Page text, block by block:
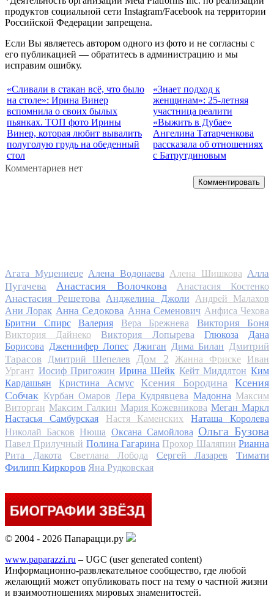
продуктов социальной сети Instagram/Facebook на территории
Российской Федерации запрещена.
Если Вы являетесь автором одного из фото и не согласны с
его публикацией — обратитесь в администрацию и мы
исправим ошибку.
«Сливали в стакан всё, что было
на столе»: Ирина Винер
вспомнила о своих былых
пьянках. ТОП фото Ирины
Винер, которая любит вывалить
полуголую грудь на обеденный
стол
«Знает подход к
женщинам»: 25-летняя
участница реалити
«Выжить в Дубае»
Ангелина Татарченкова
рассказала об отношениях
с Батрутдиновым
Комментариев нет
Комментировать
Агата Муцениеце Алена Водонаева Алена Шишкова Алла
Пугачева
Анастасия Волочкова Анастасия Костенко
Анастасия Решетова Анджелина Джоли
Андрей Малахов
Ани Лорак Анна Седокова Анна Семенович Анфиса Чехова
Бритни Спирс
Валерия Вера Брежнева Виктория Боня
Виктория Дайнеко Виктория Лопырева Глюкоза
Дана
Борисова Дженнифер Лопес Джиган Дима Билан Дмитрий
Тарасов
Дмитрий Шепелев Дом 2 Жанна Фриске
Иван
Ургант Иосиф Пригожин Ирина Шейк Кейт Миддлтон Ким
Кардашьян
Кристина Асмус Ксения Бородина
Ксения
Собчак Курбан Омаров Лера Кудрявцева Мадонна Максим
Виторган Максим Галкин Мария Кожевникова Меган Маркл
Настасья Самбурская
Настя Каменских
Наташа Королева
Николай Басков Нюша Оксана Самойлова Ольга Бузова
Павел Прилучный Полина Гагарина Прохор Шаляпин Рианна
Рита Дакота
Светлана Лобода Сергей Лазарев
Тимати
Филипп Киркоров Яна Рудковская
© 2004 - 2026 Папарацци.ру
www.paparazzi.ru – UGC (user generated content)
Информационно-развлекательное сообщество, где любой
желающий может опубликовать пост на тему о частной жизни
и взаимоотношениях мировых знаменитостей.